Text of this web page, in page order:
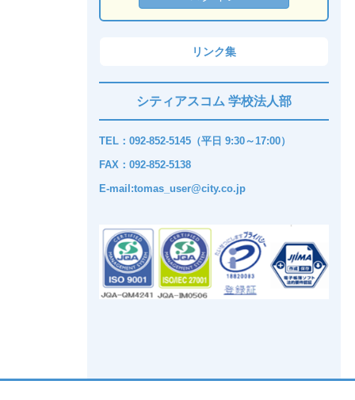
リンク集
シティアスコム 学校法人部
TEL：092-852-5145（平日 9:30～17:00）
FAX：092-852-5138
E-mail:tomas_user@city.co.jp